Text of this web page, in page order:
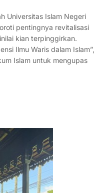
Universitas Islam Negeri
pentingnya revitalisasi
kian terpinggirkan.
Ilmu Waris dalam Islam”,
Islam untuk mengupas